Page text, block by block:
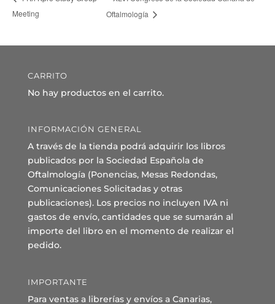
Meeting
Oftalmología
CARRITO
No hay productos en el carrito.
INFORMACIÓN GENERAL
A través de la tienda podrá adquirir los libros
publicados por la Sociedad Española de
Oftalmología (Ponencias, Mesas Redondas,
Comunicaciones Solicitadas y otras
publicaciones). Los precios no incluyen IVA ni
gastos de envío, cantidades que se sumarán al
importe del libro en el momento de realizar el
pedido.
IMPORTANTE
Para ventas a librerías y envíos a Canarias,